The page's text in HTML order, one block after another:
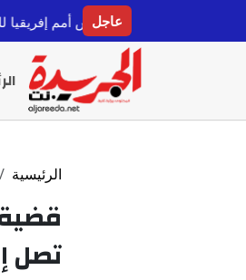
عاجل
نهائي كأس أمم إفريقيا للسيدات بعد تعادل
الرئيسية
تصل إلى 10